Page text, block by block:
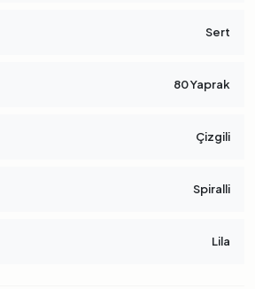
Sert
80 Yaprak
Çizgili
Spiralli
Lila